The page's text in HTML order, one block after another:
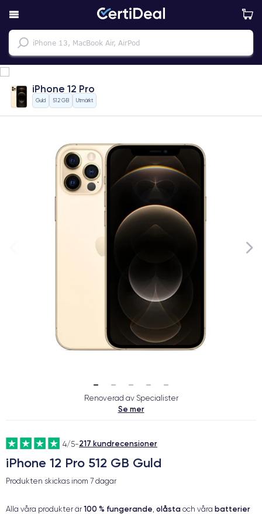
iPhone 12 Pro
Guld 512 GB Utmärkt
Renoverad av Specialister
Se mer
4/5-217 kundrecensioner
iPhone 12 Pro 512 GB Guld
Produkten skickas inom 7 dagar
Alla våra produkter är 100 % fungerande, olåsta och våra batterier